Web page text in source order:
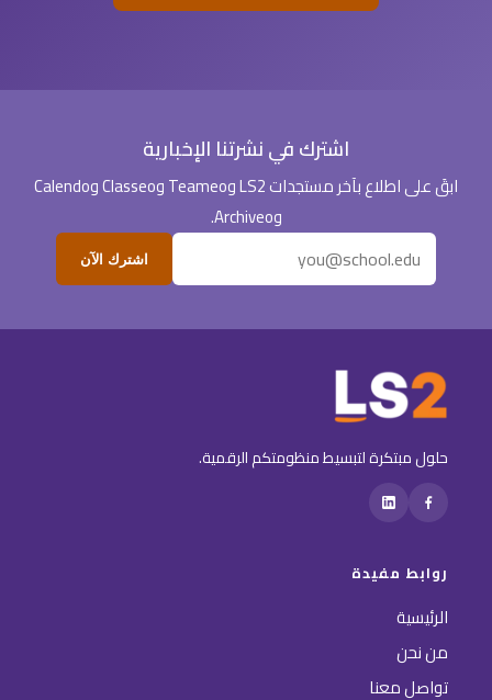
اشترك في نشرتنا الإخبارية
ابقَ على اطلاع بآخر مستجدات LS2 وTeameo وClasseo وCalendo
وArchiveo.
اشترك الآن
حلول مبتكرة لتبسيط منظومتكم الرقمية.
روابط مفيدة
الرئيسية
من نحن
تواصل معنا